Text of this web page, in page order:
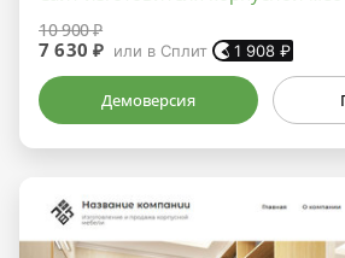
10 900 ₽
7 630 ₽ или в Сплит 1 908 ₽
Демоверсия